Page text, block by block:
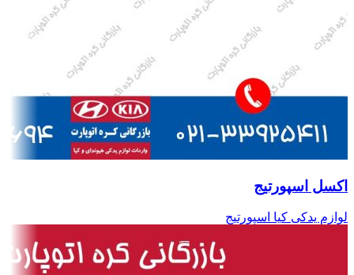
اکسل اسپورتیج
لوازم یدکی کیا اسپورتیج